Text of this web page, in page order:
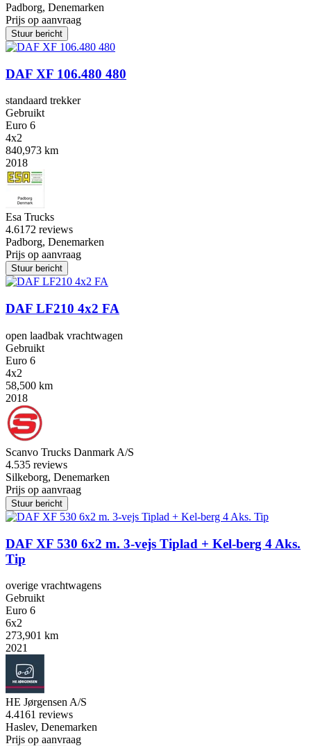
Padborg, Denemarken
Prijs op aanvraag
Stuur bericht
DAF XF 106.480 480
standaard trekker
Gebruikt
Euro 6
4x2
840,973 km
2018
Esa Trucks
4.6172 reviews
Padborg, Denemarken
Prijs op aanvraag
Stuur bericht
DAF LF210 4x2 FA
open laadbak vrachtwagen
Gebruikt
Euro 6
4x2
58,500 km
2018
Scanvo Trucks Danmark A/S
4.535 reviews
Silkeborg, Denemarken
Prijs op aanvraag
Stuur bericht
DAF XF 530 6x2 m. 3-vejs Tiplad + Kel-berg 4 Aks.
Tip
overige vrachtwagens
Gebruikt
Euro 6
6x2
273,901 km
2021
HE Jørgensen A/S
4.4161 reviews
Haslev, Denemarken
Prijs op aanvraag